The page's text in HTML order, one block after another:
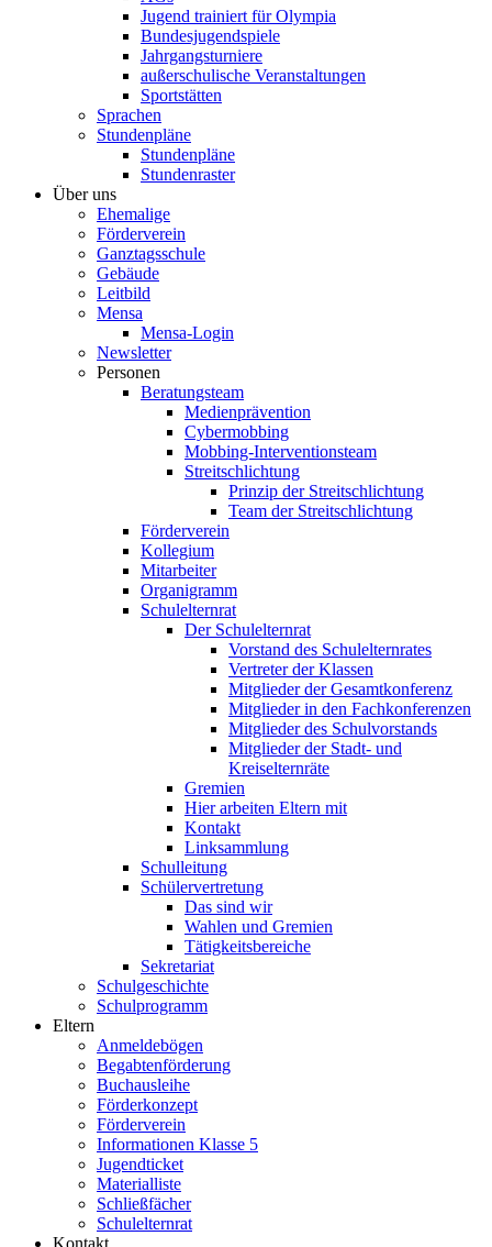
Jugend trainiert für Olympia
Bundesjugendspiele
Jahrgangsturniere
außerschulische Veranstaltungen
Sportstätten
Sprachen
Stundenpläne
Stundenpläne
Stundenraster
Über uns
Ehemalige
Förderverein
Ganztagsschule
Gebäude
Leitbild
Mensa
Mensa-Login
Newsletter
Personen
Beratungsteam
Medienprävention
Cybermobbing
Mobbing-Interventionsteam
Streitschlichtung
Prinzip der Streitschlichtung
Team der Streitschlichtung
Förderverein
Kollegium
Mitarbeiter
Organigramm
Schulelternrat
Der Schulelternrat
Vorstand des Schulelternrates
Vertreter der Klassen
Mitglieder der Gesamtkonferenz
Mitglieder in den Fachkonferenzen
Mitglieder des Schulvorstands
Mitglieder der Stadt- und
Kreiselternräte
Gremien
Hier arbeiten Eltern mit
Kontakt
Linksammlung
Schulleitung
Schülervertretung
Das sind wir
Wahlen und Gremien
Tätigkeitsbereiche
Sekretariat
Schulgeschichte
Schulprogramm
Eltern
Anmeldebögen
Begabtenförderung
Buchausleihe
Förderkonzept
Förderverein
Informationen Klasse 5
Jugendticket
Materialliste
Schließfächer
Schulelternrat